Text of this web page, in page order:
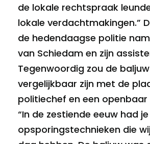
de lokale rechtspraak
lokale verdachtmakingen.”
de hedendaagse politie
van Schiedam en zijn
Tegenwoordig zou de baljuw
vergelijkbaar zijn met de
politiechef en een openbaar
“In de zestiende eeuw had
opsporingstechnieken die